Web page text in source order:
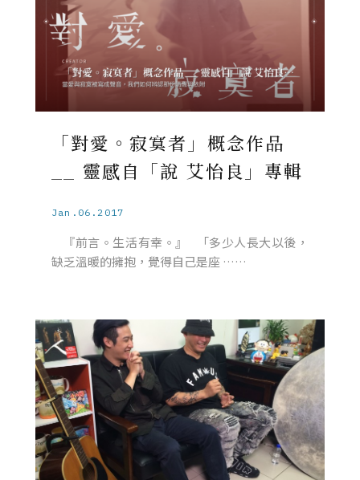
「對愛。寂寞者」概念作品
__ 靈感自「說 艾怡良」專輯
Jan.06.2017
『前言。生活有幸。』 「多少人長大以後，
缺乏溫暖的擁抱，覺得自己是座 ……